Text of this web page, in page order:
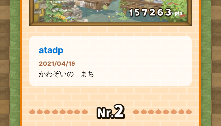
pts
atadp
2021/04/19
かわぞいの まち